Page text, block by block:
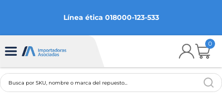
Línea ética 018000-123-533
0
Busca por SKU, nombre o marca del repuesto...